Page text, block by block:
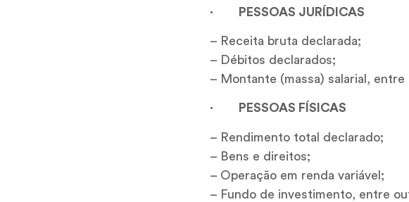
· PESSOAS JURÍDICAS
– Receita bruta declarada;
– Débitos declarados;
– Montante (massa) salarial, entre
· PESSOAS FÍSICAS
– Rendimento total declarado;
– Bens e direitos;
– Operação em renda variável;
– Fundo de investimento, entre